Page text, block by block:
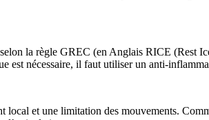
la règle GREC (en Anglais RICE (Rest
est nécessaire, il faut utiliser un anti-
local et une limitation des mouvements.